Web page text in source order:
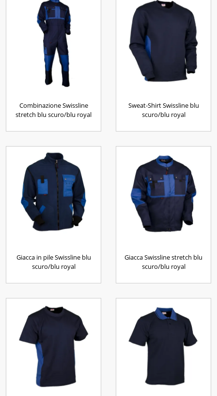
Combinazione Swissline
stretch blu scuro/blu royal
Sweat-Shirt Swissline blu
scuro/blu royal
Giacca in pile Swissline blu
scuro/blu royal
Giacca Swissline stretch blu
scuro/blu royal